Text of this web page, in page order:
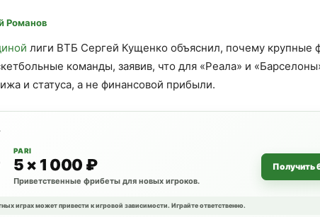
Романов
лиги ВТБ Сергей Кущенко объяснил, почему крупные
команды, заявив, что для «Реала» и
и статуса, а не финансовой прибыли.
PARI
5 × 1 000 ₽
Приветственные фрибеты для новых игроков.
Получить
играх может привести к игровой зависимости. Играйте ответственно.